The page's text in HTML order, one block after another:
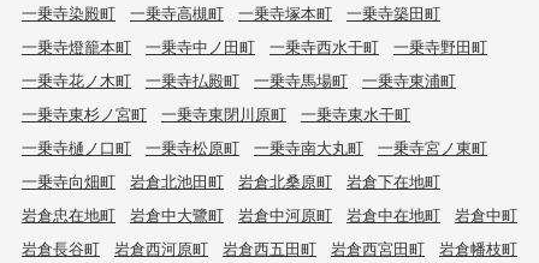
一乗寺染殿町
一乗寺高槻町 一乗寺塚本町
一乗寺築田町
一乗寺燈籠本町
一乗寺中ノ田町 一乗寺西水干町
一乗寺野田町
一乗寺花ノ木町
一乗寺払殿町 一乗寺馬場町
一乗寺東浦町
一乗寺東杉ノ宮町
一乗寺東閉川原町
一乗寺東水干町
一乗寺樋ノ口町
一乗寺松原町 一乗寺南大丸町
一乗寺宮ノ東町
一乗寺向畑町
岩倉北池田町 岩倉北桑原町
岩倉下在地町
岩倉忠在地町
岩倉中大鷺町 岩倉中河原町 岩倉中在地町
岩倉中町
岩倉長谷町
岩倉西河原町 岩倉西五田町 岩倉西宮田町
岩倉幡枝町